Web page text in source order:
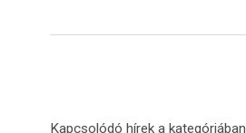
Kapcsolódó hírek a kategóriában